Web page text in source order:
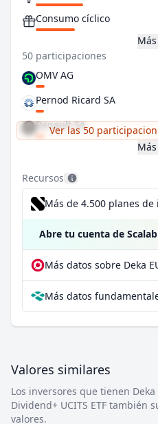
Consumo cíclico
Más
50 participaciones
OMV AG
Pernod Ricard SA
Renault SA
Ver las 50
Más
Recursos
Abre tu cuenta de
Valores similares
Los inversores que tienen Deka
Dividend+ UCITS ETF también
valores.